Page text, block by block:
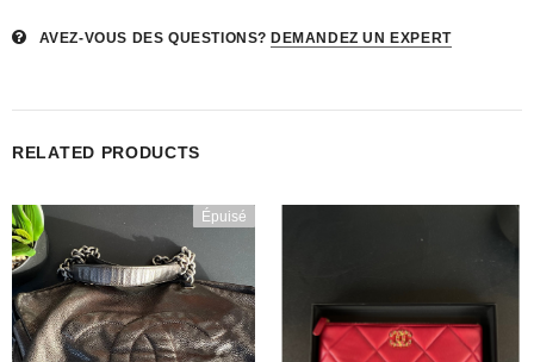
AVEZ-VOUS DES QUESTIONS? DEMANDEZ UN EXPERT
RELATED PRODUCTS
Épuisé